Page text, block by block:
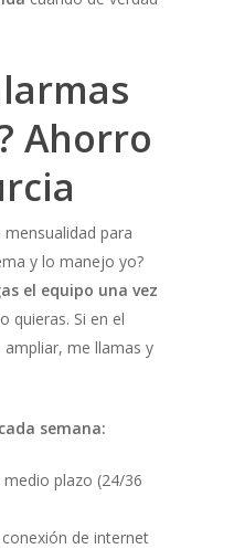
Ahorro
para
y lo manejo yo?
el equipo una vez
quieras. Si en el
me llamas y
semana:
medio plazo (24/36
de internet